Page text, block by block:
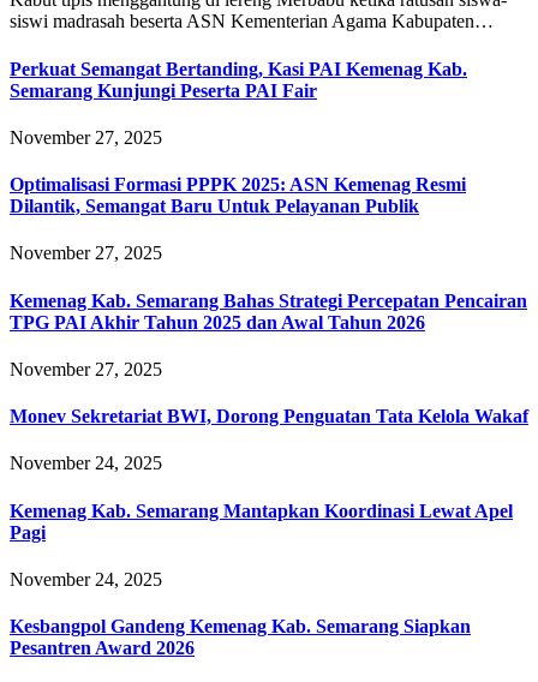
siswi madrasah beserta ASN Kementerian Agama Kabupaten…
Perkuat Semangat Bertanding, Kasi PAI Kemenag Kab.
Semarang Kunjungi Peserta PAI Fair
November 27, 2025
Optimalisasi Formasi PPPK 2025: ASN Kemenag Resmi
Dilantik, Semangat Baru Untuk Pelayanan Publik
November 27, 2025
Kemenag Kab. Semarang Bahas Strategi Percepatan Pencairan
TPG PAI Akhir Tahun 2025 dan Awal Tahun 2026
November 27, 2025
Monev Sekretariat BWI, Dorong Penguatan Tata Kelola Wakaf
November 24, 2025
Kemenag Kab. Semarang Mantapkan Koordinasi Lewat Apel
Pagi
November 24, 2025
Kesbangpol Gandeng Kemenag Kab. Semarang Siapkan
Pesantren Award 2026